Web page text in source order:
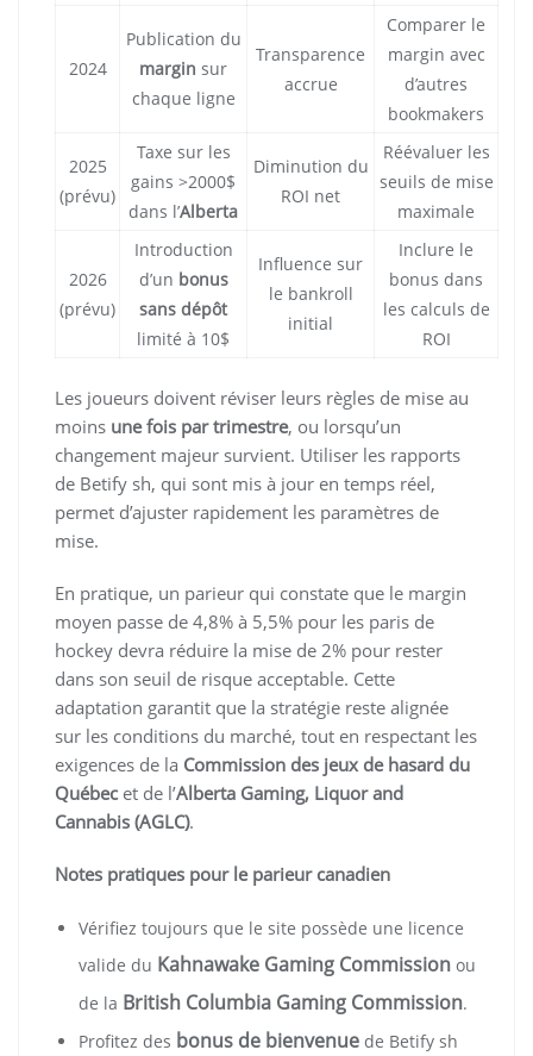
2024
Publication du
margin sur
chaque ligne
Transparence
accrue
Comparer le
margin avec
d’autres
bookmakers
2025
(prévu)
Taxe sur les
gains >2000$
dans l’Alberta
Diminution du
ROI net
Réévaluer les
seuils de mise
maximale
2026
(prévu)
Introduction
d’un bonus
sans dépôt
limité à 10$
Influence sur
le bankroll
initial
Inclure le
bonus dans
les calculs de
ROI
Les joueurs doivent réviser leurs règles de mise au
moins une fois par trimestre, ou lorsqu’un
changement majeur survient. Utiliser les rapports
de Betify sh, qui sont mis à jour en temps réel,
permet d’ajuster rapidement les paramètres de
mise.
En pratique, un parieur qui constate que le margin
moyen passe de 4,8% à 5,5% pour les paris de
hockey devra réduire la mise de 2% pour rester
dans son seuil de risque acceptable. Cette
adaptation garantit que la stratégie reste alignée
sur les conditions du marché, tout en respectant les
exigences de la Commission des jeux de hasard du
Québecet de l’Alberta Gaming, Liquor and
Cannabis (AGLC).
Notes pratiques pour le parieur canadien
Vérifiez toujours que le site possède une licence
valide du Kahnawake Gaming Commission ou
de la British Columbia Gaming Commission.
Profitez des bonus de bienvenue de Betify sh